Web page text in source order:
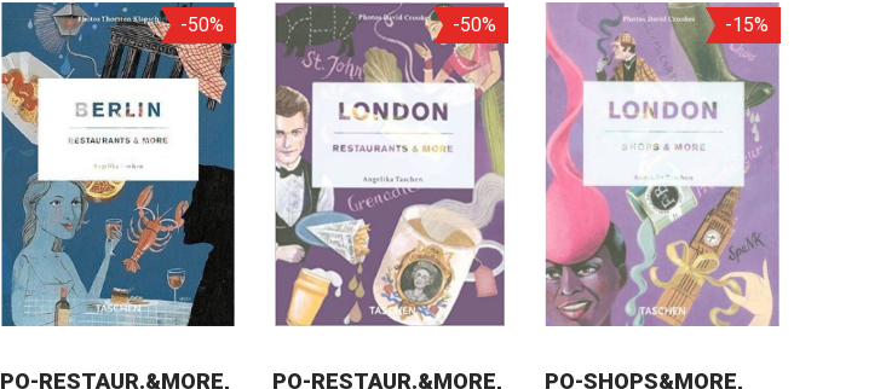
-50%
PO-RESTAUR.&MORE,
-50%
PO-RESTAUR.&MORE,
-15%
PO-SHOPS&MORE,